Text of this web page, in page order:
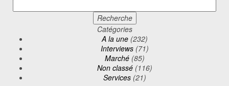
Catégories
A la une (232)
Interviews (71)
Marché (85)
Non classé (116)
Services (21)